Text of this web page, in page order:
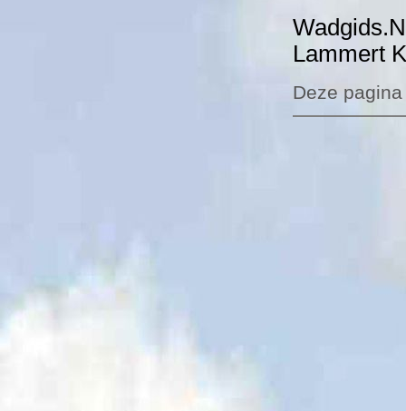
Lammert
Deze